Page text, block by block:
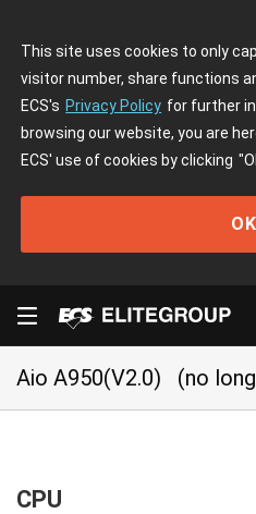
This site uses cookies to only
visitor number, share functions
ECS's Privacy Policy for further
browsing our website, you are
ECS' use of cookies by clicking
OK
Aio A950(V2.0) (no
CPU